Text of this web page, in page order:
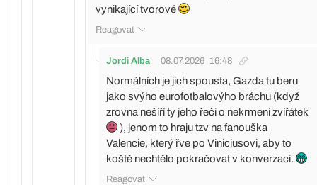
vynikající tvorové
Reagovat
Jordi Alba 08.07.2026 16:48
Normálních je jich spousta, Gazda tu beru
jako svýho eurofotbalovýho bráchu (když
zrovna nešíří ty jeho řeči o nekrmeni zvířátek
), jenom to hraju tzv na fanouška
Valencie, který řve po Viniciusovi, aby to
koště nechtělo pokračovat v konverzaci.
Reagovat